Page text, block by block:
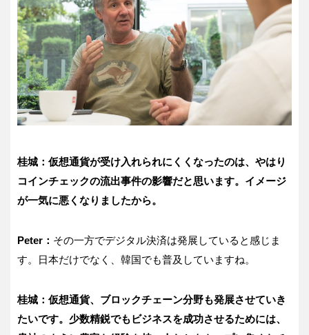
桂城：仮想通貨が受け入れられにくくなったのは、やはり
コインチェックの流出事件の影響だと思います。イメージ
が一気に悪くなりましたから。
Peter： その一方でデジタル決済は発展していると感じま
す。日本だけでなく、韓国でも普及していますね。
桂城：仮想通貨、ブロックチェーン分野も発展させていき
たいです。少数精鋭でもビジネスを成功させるためには、